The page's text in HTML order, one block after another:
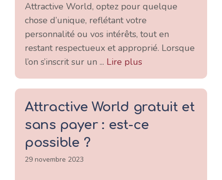
Attractive World, optez pour quelque
chose d’unique, reflétant votre
personnalité ou vos intérêts, tout en
restant respectueux et approprié. Lorsque
l’on s’inscrit sur un ... Lire plus
Attractive World gratuit et
sans payer : est-ce
possible ?
29 novembre 2023